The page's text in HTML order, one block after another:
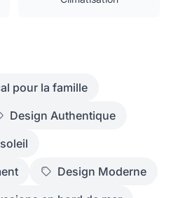
pour la famille
Design Authentique
Design Moderne